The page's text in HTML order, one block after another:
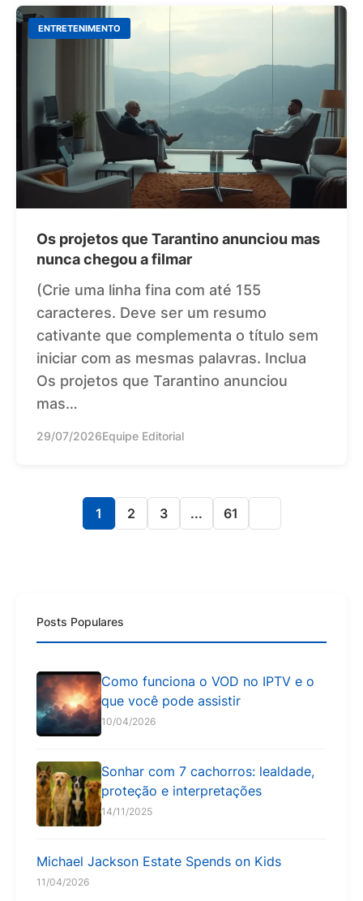
ENTRETENIMENTO
Os projetos que Tarantino anunciou mas
nunca chegou a filmar
(Crie uma linha fina com até 155
caracteres. Deve ser um resumo
cativante que complementa o título sem
iniciar com as mesmas palavras. Inclua
Os projetos que Tarantino anunciou
mas…
29/07/2026Equipe Editorial
1 2 3 ... 61
Posts Populares
Como funciona o VOD no IPTV e o
que você pode assistir
10/04/2026
Sonhar com 7 cachorros: lealdade,
proteção e interpretações
14/11/2025
Michael Jackson Estate Spends on Kids
11/04/2026